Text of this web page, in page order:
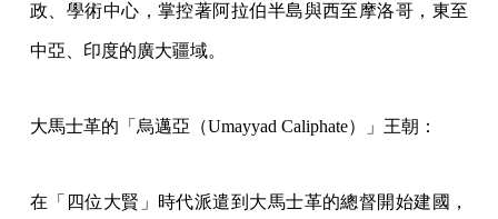
政、學術中心，掌控著阿拉伯半島與西至摩洛哥，東至
中亞、印度的廣大疆域。
大馬士革的「烏邁亞（Umayyad Caliphate）」王朝：
在「四位大賢」時代派遣到大馬士革的總督開始建國，